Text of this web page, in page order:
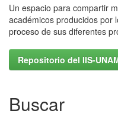
Un espacio para compartir
académicos producidos por
proceso de sus diferentes
Repositorio del IIS-
Buscar